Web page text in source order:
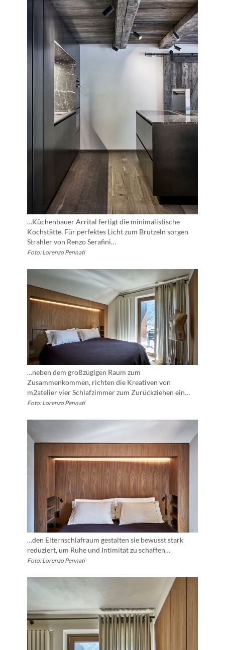
…Küchenbauer Arrital fertigt die minimalistische
Kochstätte. Für perfektes Licht zum Brutzeln sorgen
Strahler von Renzo Serafini…
Foto: Lorenzo Pennati
…neben dem großzügigen Raum zum
Zusammenkommen, richten die Kreativen von
m2atelier vier Schlafzimmer zum Zurückziehen ein…
Foto: Lorenzo Pennati
…den Elternschlafraum gestalten sie bewusst stark
reduziert, um Ruhe und Intimität zu schaffen…
Foto: Lorenzo Pennati